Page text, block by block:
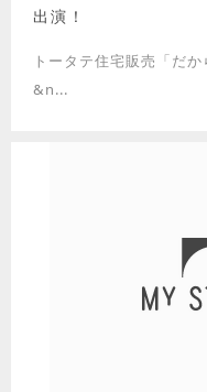
出演！
トータテ住宅販売「だ
&n...